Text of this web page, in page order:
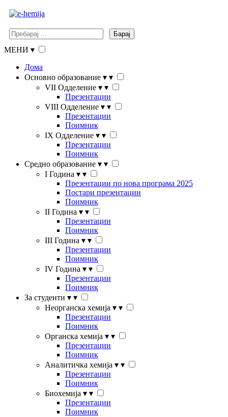
Барај
МЕНИ ▾
Дома
Основно образование ▾ ▾
VII Одделение ▾ ▾
Презентации
VIII Одделение ▾ ▾
Презентации
Поимник
IX Одделение ▾ ▾
Презентации
Поимник
Средно образование ▾ ▾
I Година ▾ ▾
Презентации по нова програма 2025
Постари презентации
Поимник
II Година ▾ ▾
Презентации
Поимник
III Година ▾ ▾
Презентации
Поимник
IV Година ▾ ▾
Презентации
Поимник
За студенти ▾ ▾
Неорганска хемија ▾ ▾
Презентации
Поимник
Органска хемија ▾ ▾
Презентации
Поимник
Аналитичка хемија ▾ ▾
Презентации
Поимник
Биохемија ▾ ▾
Презентации
Поимник